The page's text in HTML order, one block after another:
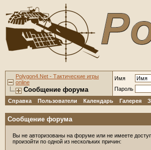
Polygon4.Net - Тактические игры
online
Сообщение форума
Имя
Пароль
Справка
Пользователи Календарь Галерея
Сообщение форума
Вы не авторизованы на форуме или не имеете
произойти по одной из нескольких причин: